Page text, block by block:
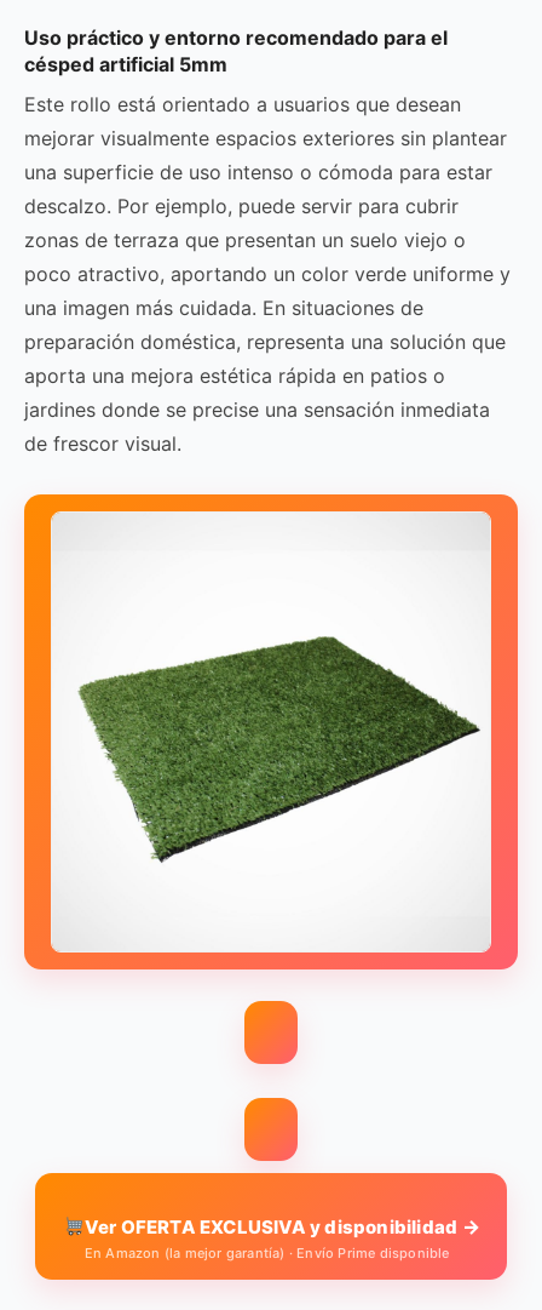
Uso práctico y entorno recomendado para el
césped artificial 5mm
Este rollo está orientado a usuarios que desean
mejorar visualmente espacios exteriores sin plantear
una superficie de uso intenso o cómoda para estar
descalzo. Por ejemplo, puede servir para cubrir
zonas de terraza que presentan un suelo viejo o
poco atractivo, aportando un color verde uniforme y
una imagen más cuidada. En situaciones de
preparación doméstica, representa una solución que
aporta una mejora estética rápida en patios o
jardines donde se precise una sensación inmediata
de frescor visual.
Ver OFERTA EXCLUSIVA y disponibilidad
En Amazon (la mejor garantía) · Envío Prime disponible
→